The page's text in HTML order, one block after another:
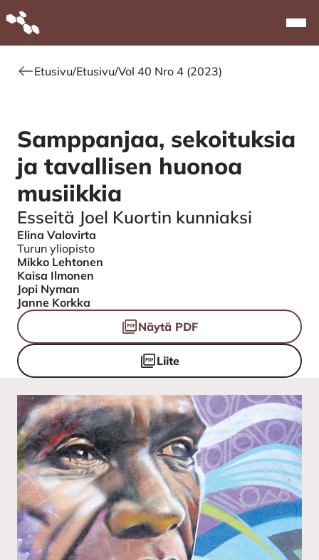
Alkuun
Etusivu/Etusivu/Vol 40 Nro 4 (2023)
Samppanjaa, sekoituksia
ja tavallisen huonoa
musiikkia
Esseitä Joel Kuortin kunniaksi
Authors
Elina Valovirta
Turun yliopisto
Mikko Lehtonen
Kaisa Ilmonen
Jopi Nyman
Janne Korkka
Tiedostot
Näytä PDF
Liite